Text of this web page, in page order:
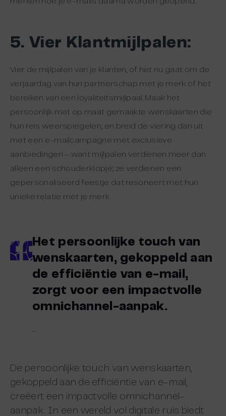
5. Vier Klantmijlpalen:
Vier de mijlpalen van je klanten, of het nu gaat om de
verjaardag van hun partnerschap met je merk of het
bereiken van een loyaliteitsmijlpaal. Maak het
persoonlijk met op maat gemaakte wenskaarten die
hun reis weerspiegelen, en breid de viering dan uit
met een e-mailcampagne met exclusieve
aanbiedingen – want mijlpalen verdienen meer dan
alleen een schouderklopje; ze verdienen een
gepersonaliseerd feestje dat resoneert met hun
unieke relatie met je merk.
Het persoonlijke touch van
wenskaarten, gekoppeld aan
de efficiëntie van e-mail,
zorgt voor een impactvolle
omnichannel-aanpak.
–
De persoonlijke touch van wenskaarten,
gekoppeld aan de efficiëntie van e-mail,
creëert een impactvolle omnichannel-
aanpak. In een wereld vol digitale ruis biedt